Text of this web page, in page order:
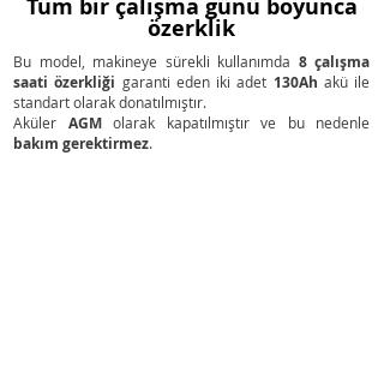
Bu model, makineye sürekli kullanımda 8 çalışma
saati özerkliği garanti eden iki adet 130Ah akü ile
standart olarak donatılmıştır.
Aküler AGMolarak kapatılmıştır ve bu nedenle
bakım gerektirmez.
Tüm bir çalışma günü boyunca
özerklik